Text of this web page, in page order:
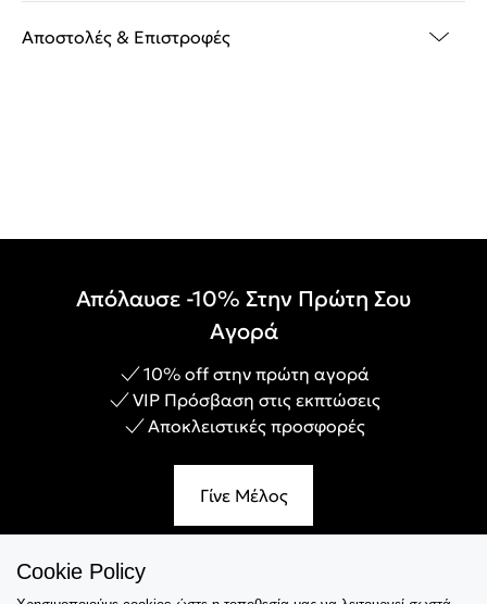
Αποστολές & Επιστροφές
Απόλαυσε -10% Στην Πρώτη Σου
Αγορά
10% off στην πρώτη αγορά
VIP Πρόσβαση στις εκπτώσεις
Αποκλειστικές προσφορές
Γίνε Μέλος
Cookie Policy